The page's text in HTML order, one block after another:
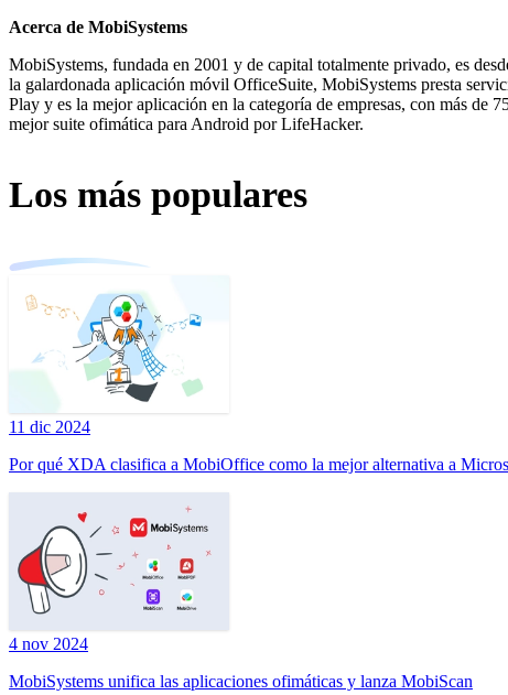
Acerca de MobiSystems
MobiSystems, fundada en 2001 y de capital totalmente privado, es
la galardonada aplicación móvil OfficeSuite, MobiSystems presta
Play y es la mejor aplicación en la categoría de empresas, con más
mejor suite ofimática para Android por LifeHacker.
Los más populares
11 dic 2024
Por qué XDA clasifica a MobiOffice como la mejor alternativa a
4 nov 2024
MobiSystems unifica las aplicaciones ofimáticas y lanza MobiScan